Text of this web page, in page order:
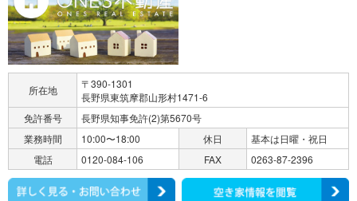
所在地
〒390-1301
長野県東筑摩郡山形村1471-6
免許番号
長野県知事免許(2)第5670号
業務時間
10:00〜18:00 休日
基本は日曜・祝日
電話
0120-084-106 FAX 0263-87-2396